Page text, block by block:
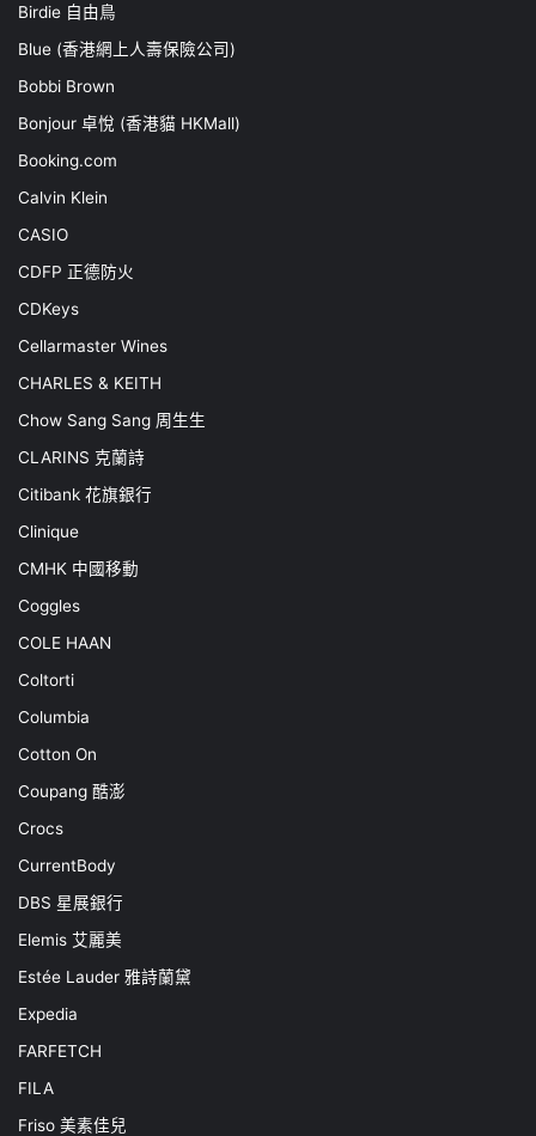
Birdie 自由鳥
Blue (香港網上人壽保險公司)
Bobbi Brown
Bonjour 卓悅 (香港貓 HKMall)
Booking.com
Calvin Klein
CASIO
CDFP 正德防火
CDKeys
Cellarmaster Wines
CHARLES & KEITH
Chow Sang Sang 周生生
CLARINS 克蘭詩
Citibank 花旗銀行
Clinique
CMHK 中國移動
Coggles
COLE HAAN
Coltorti
Columbia
Cotton On
Coupang 酷澎
Crocs
CurrentBody
DBS 星展銀行
Elemis 艾麗美
Estée Lauder 雅詩蘭黛
Expedia
FARFETCH
FILA
Friso 美素佳兒